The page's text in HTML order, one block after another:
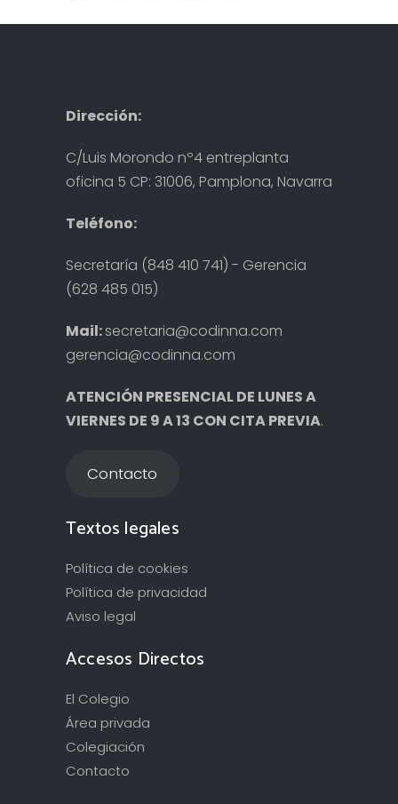
Dirección:
C/Luis Morondo nº4 entreplanta
oficina 5 CP: 31006, Pamplona, Navarra
Teléfono:
Secretaría (848 410 741) - Gerencia
(628 485 015)
Mail:secretaria@codinna.com
gerencia@codinna.com
ATENCIÓN PRESENCIAL DE LUNES A
VIERNES DE 9 A 13 CON CITA PREVIA.
Contacto
Textos legales
Política de cookies
Política de privacidad
Aviso legal
Accesos Directos
El Colegio
Área privada
Colegiación
Contacto